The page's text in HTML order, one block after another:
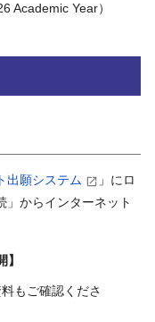
Academic Year）
出願システム
」にロ
」からインターネット
もご確認くださ